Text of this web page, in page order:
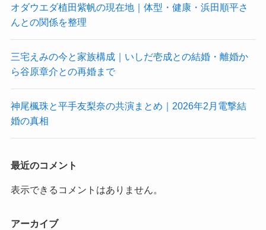
オダウエダ植田紫帆の現在地｜体型・健康・浜田順平さ
んとの関係を整理
三宅えみの今と家族構成｜いしだ壱成との結婚・離婚か
ら谷原章介との再婚まで
神尾楓珠と平手友梨奈の共演まとめ｜2026年2月電撃結
婚の真相
最近のコメント
表示できるコメントはありません。
アーカイブ